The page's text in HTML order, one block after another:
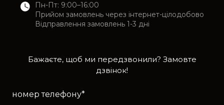
Пн-Пт: 9:00–16:00
Прийом замовлень через інтернет-цілодобово
Відправлення замовлень 1-3 дні
Бажаєте, щоб ми передзвонили? Замовте
дзвінок!
номер телефону*